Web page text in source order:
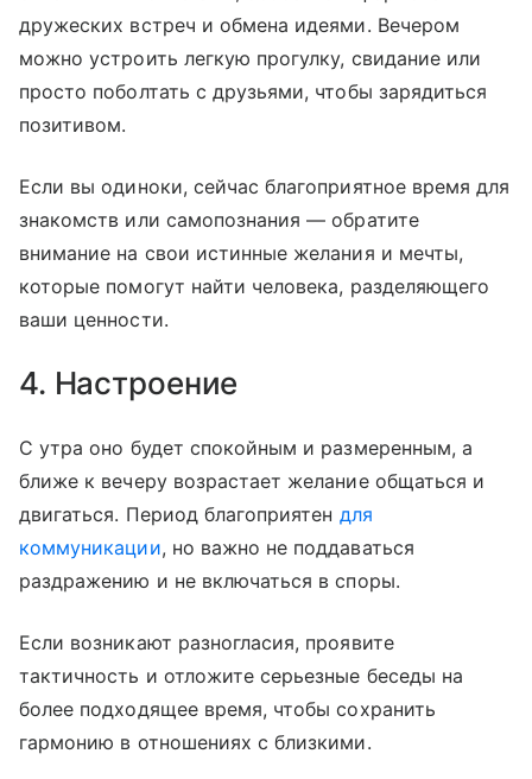
дружеских встреч и обмена идеями. Вечером
можно устроить легкую прогулку, свидание или
просто поболтать с друзьями, чтобы зарядиться
позитивом.
Если вы одиноки, сейчас благоприятное время для
знакомств или самопознания — обратите
внимание на свои истинные желания и мечты,
которые помогут найти человека, разделяющего
ваши ценности.
4. Настроение
С утра оно будет спокойным и размеренным, а
ближе к вечеру возрастает желание общаться и
двигаться. Период благоприятен для
коммуникации, но важно не поддаваться
раздражению и не включаться в споры.
Если возникают разногласия, проявите
тактичность и отложите серьезные беседы на
более подходящее время, чтобы сохранить
гармонию в отношениях с близкими.